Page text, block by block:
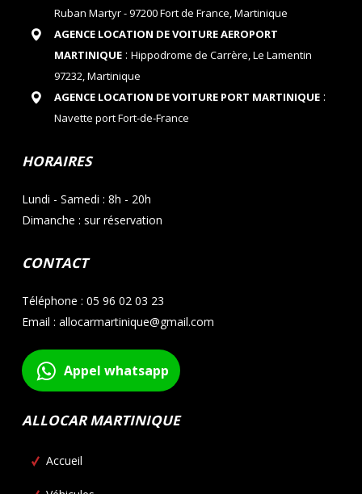
Ruban Martyr - 97200 Fort de France, Martinique
AGENCE LOCATION DE VOITURE AEROPORT
MARTINIQUE: Hippodrome de Carrère, Le Lamentin
97232, Martinique
AGENCE LOCATION DE VOITURE PORT MARTINIQUE:
Navette port Fort-de-France
HORAIRES
Lundi - Samedi : 8h - 20h
Dimanche : sur réservation
CONTACT
Téléphone : 05 96 02 03 23
Email : allocarmartinique@gmail.com
Appel whatsapp
ALLOCAR MARTINIQUE
Accueil